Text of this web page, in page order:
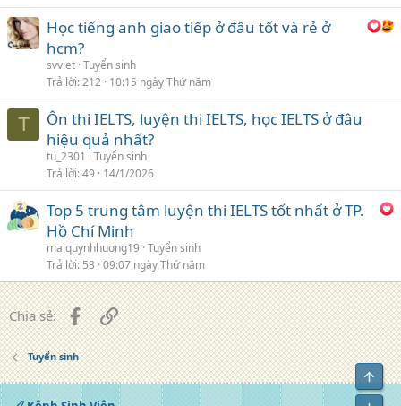
Học tiếng anh giao tiếp ở đâu tốt và rẻ ở
hcm?
svviet Tuyển sinh
Trả lời 212 10:15 ngày Thứ năm
T
Ôn thi IELTS, luyện thi IELTS, học IELTS ở đâu
hiệu quả nhất?
tu_2301
Tuyển sinh
Trả lời 49 14/1/2026
Top 5 trung tâm luyện thi IELTS tốt nhất ở TP.
Hồ Chí Minh
maiquynhhuong19 Tuyển sinh
Trả lời 53 09:07 ngày Thứ năm
Chia sẻ: FacebookLiên kết
Tuyển sinh
Top